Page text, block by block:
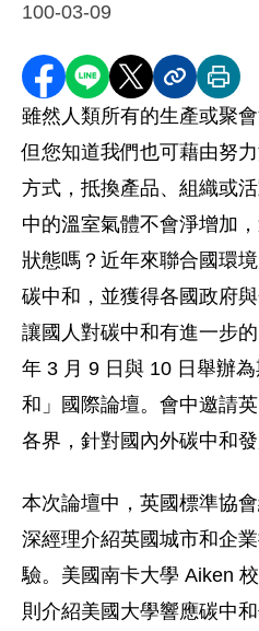
100-03-09
分享至 Facebook
分享到 LINE
分享到 X分享內容
列印
雖然人類所有的生產或聚
但您知道我們也可藉由努
方式，抵換產品、組織或
中的溫室氣體不會淨增加
狀態嗎？近年來聯合國環
碳中和，並獲得各國政府
讓國人對碳中和有進一步
年 3 月 9 日與 10 日舉辦
和」國際論壇。會中邀請
各界，針對國內外碳中和
本次論壇中，英國標準協
深經理介紹英國城市和企
驗。美國南卡大學 Aiken
則介紹美國大學響應碳中